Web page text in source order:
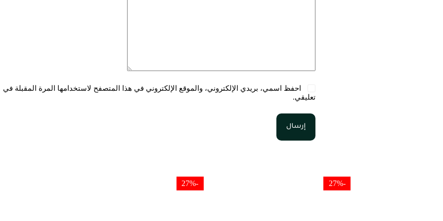
احفظ اسمي، بريدي الإلكتروني، والموقع الإلكتروني في هذا المتصفح لاستخدامها المرة المقبلة في
تعليقي.
إرسال
-27%
-27%